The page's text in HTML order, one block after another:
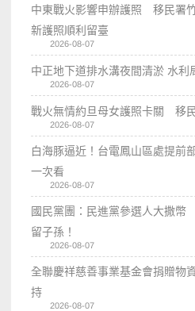
中東戰火影響申辦護照 移民署
新護照順利留臺
2026-08-07
中正地下道排水溝夜間清淤 水利
2026-08-07
戰火無情約旦母女護照卡關 移
2026-08-07
白海豚逼近！台電鳳山區處提
一次看
2026-08-07
國民黨團：民進黨參選人大撒
留子孫！
2026-08-07
全聯慶祥慈善事業基金會捐贈
持
2026-08-07